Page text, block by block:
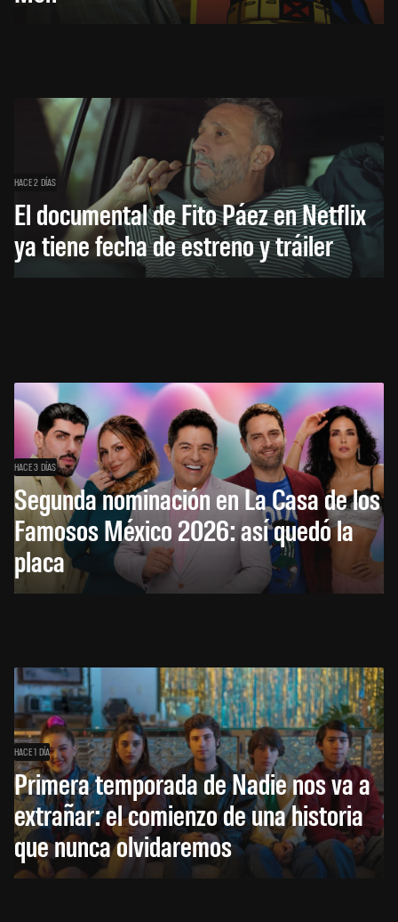
HACE 2 DÍAS
El documental de Fito Páez en Netflix
ya tiene fecha de estreno y tráiler
HACE 3 DÍAS
Segunda nominación en La Casa de los
Famosos México 2026: así quedó la
placa
HACE 1 DÍA
Primera temporada de Nadie nos va a
extrañar: el comienzo de una historia
que nunca olvidaremos